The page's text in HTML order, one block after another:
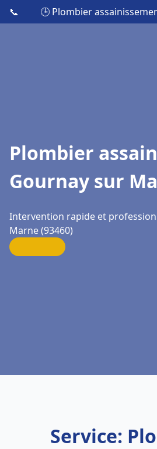
📞 🕒 Plombier
Plombier
Gournay sur
Intervention rapide et
Marne (93460)
Service: